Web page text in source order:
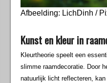
Afbeelding: LichDinh /
Kunst en kleur in
Kleurtheorie speelt een
slimme raamdecoratie. Door
natuurlijk licht reflecteren,